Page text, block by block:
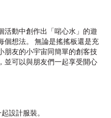
活動中創作出「啱心水」的遊
個想法。 無論是搖搖板還是充
朋友的小宇宙同簡單的創客技
並可以與朋友們一起享受開心
設計服裝。